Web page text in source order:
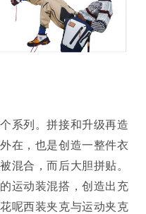
系列。拼接和升级再造
在，也是创造一整件衣
混合，而后大胆拼贴。
运动装混搭，创造出充
呢西装夹克与运动夹克